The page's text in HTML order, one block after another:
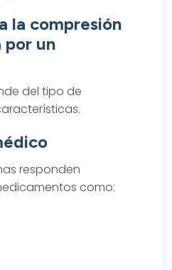
la compresión
por un
del tipo de
responden
como: